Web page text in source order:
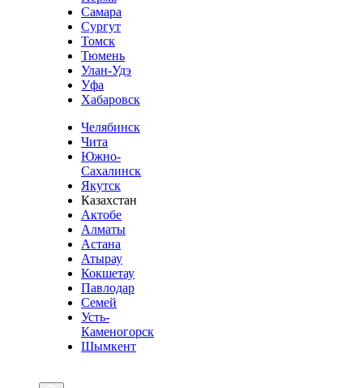
Самара
Сургут
Томск
Тюмень
Улан-Удэ
Уфа
Хабаровск
Челябинск
Чита
Южно-
Сахалинск
Якутск
Казахстан
Актобе
Алматы
Астана
Атырау
Кокшетау
Павлодар
Семей
Усть-
Каменогорск
Шымкент